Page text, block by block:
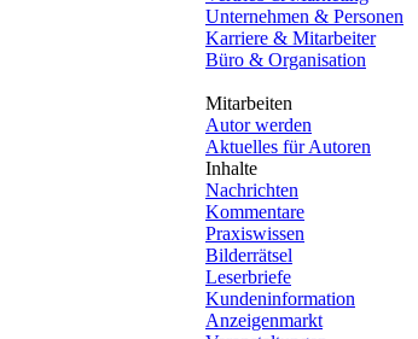
Unternehmen & Personen
Karriere & Mitarbeiter
Büro & Organisation
Mitarbeiten
Autor werden
Aktuelles für Autoren
Inhalte
Nachrichten
Kommentare
Praxiswissen
Bilderrätsel
Leserbriefe
Kundeninformation
Anzeigenmarkt